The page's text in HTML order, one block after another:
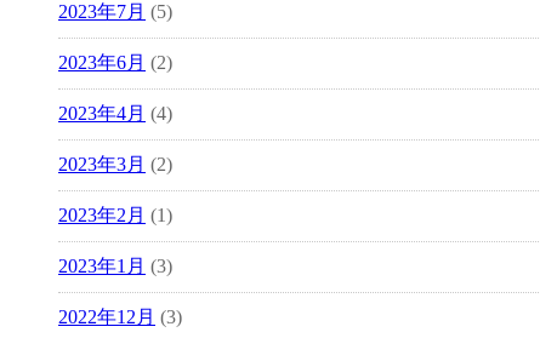
2023年7月 (5)
2023年6月 (2)
2023年4月 (4)
2023年3月 (2)
2023年2月 (1)
2023年1月 (3)
2022年12月 (3)